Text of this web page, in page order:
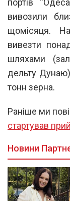
портів
вивозили
щомісяця.
вивезти
шляхами
дельту
тонн зерна.
Раніше ми
стартував